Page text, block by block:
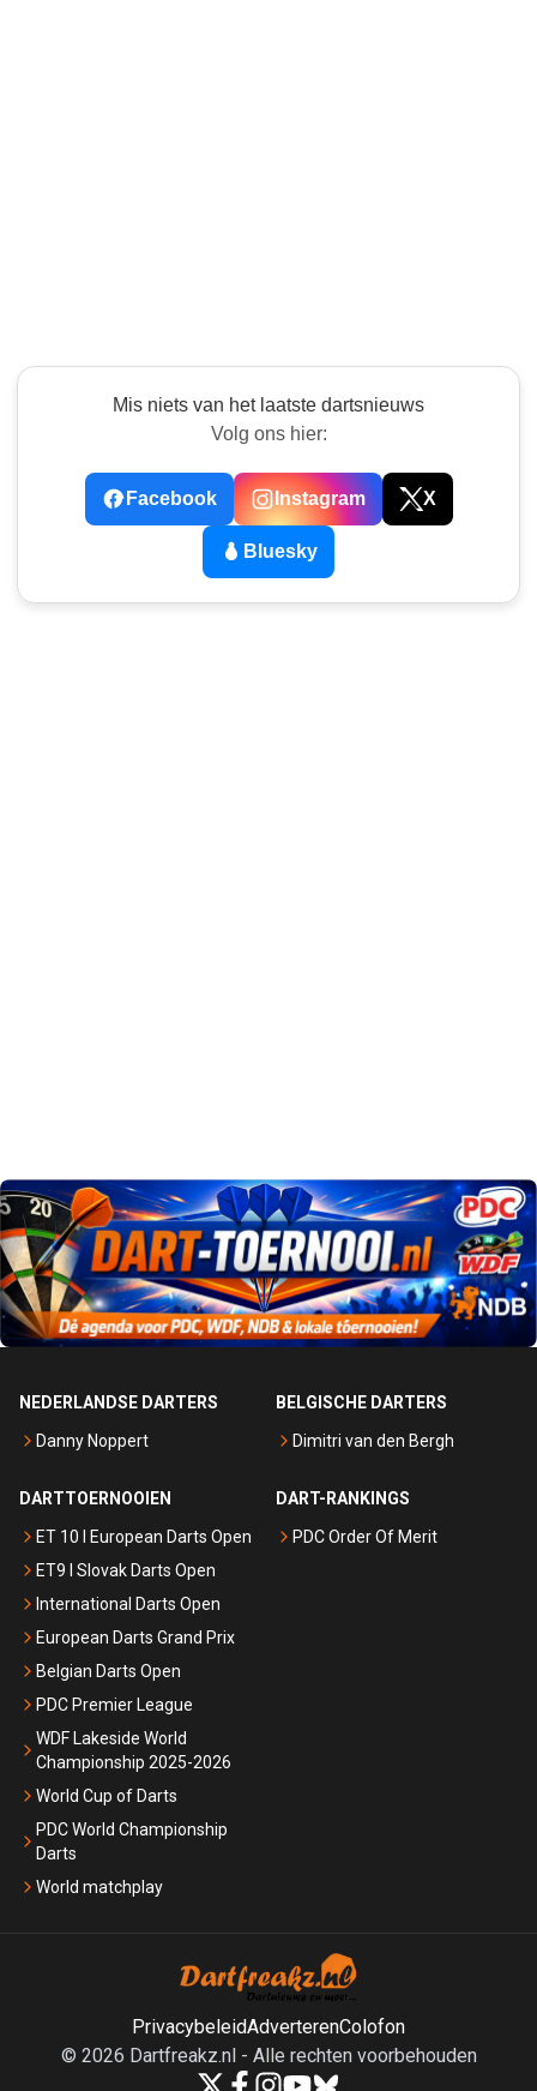
Mis niets van het laatste dartsnieuws
Volg ons hier:
Facebook Instagram X
Bluesky
NEDERLANDSE DARTERS
Danny Noppert
BELGISCHE DARTERS
Dimitri van den Bergh
DARTTOERNOOIEN
ET 10 I European Darts Open
ET9 I Slovak Darts Open
International Darts Open
European Darts Grand Prix
Belgian Darts Open
PDC Premier League
WDF Lakeside World
Championship 2025-2026
World Cup of Darts
PDC World Championship
Darts
World matchplay
DART-RANKINGS
PDC Order Of Merit
PrivacybeleidAdverterenColofon
© 2026 Dartfreakz.nl - Alle rechten voorbehouden